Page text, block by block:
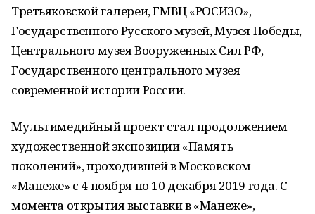
Третьяковской галереи, ГМВЦ «РОСИЗО»,
Государственного Русского музей, Музея Победы,
Центрального музея Вооруженных Сил РФ,
Государственного центрального музея
современной истории России.
Мультимедийный проект стал продолжением
художественной экспозиции «Память
поколений», проходившей в Московском
«Манеже» с 4 ноября по 10 декабря 2019 года. С
момента открытия выставки в «Манеже»,